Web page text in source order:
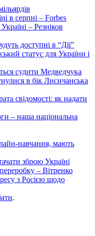
в серпні – Forbes
– Резніков
доступні в “Дії”
статус для України і
судити Медведчука
в бік Лисичанська
свідомості: як надати
– наша національна
навчання, мають
зброю Україні
– Вітренко
з Росією щодо
.